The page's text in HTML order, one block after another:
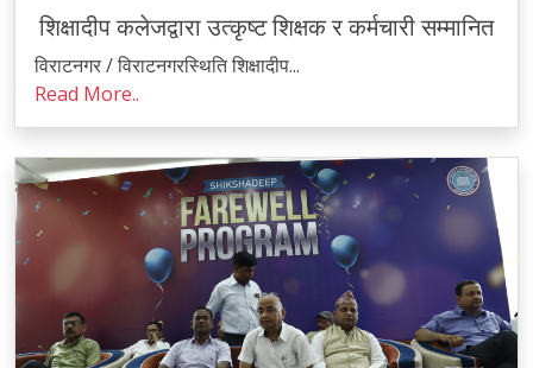
शिक्षादीप कलेजद्वारा उत्कृष्ट शिक्षक र कर्मचारी सम्मानित
विराटनगर / विराटनगरस्थिति शिक्षादीप...
Read More..